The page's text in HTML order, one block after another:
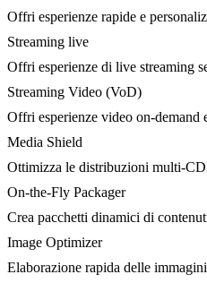
Offri esperienze rapide e
Streaming live
Offri esperienze di live streaming
Streaming Video (VoD)
Offri esperienze video on-demand
Media Shield
Ottimizza le distribuzioni multi-
On-the-Fly Packager
Crea pacchetti dinamici di
Image Optimizer
Elaborazione rapida delle